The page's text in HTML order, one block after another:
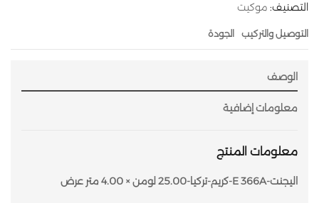
التصنيف: موكيت
التوصيل والتركيب الجودة
الوصف
معلومات إضافية
معلومات المنتج
اليجنت-E 366A-كريم-تركيا-25.00 لومن × 4.00 متر عرض